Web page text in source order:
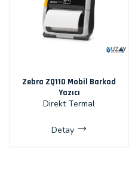
Zebra ZQ110 Mobil Barkod
Yazıcı
Direkt Termal
Detay